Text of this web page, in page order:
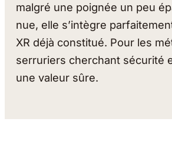
malgré une poignée un peu
nue, elle s’intègre
XR déjà constitué. Pour les
serruriers cherchant sécurité
une valeur sûre.